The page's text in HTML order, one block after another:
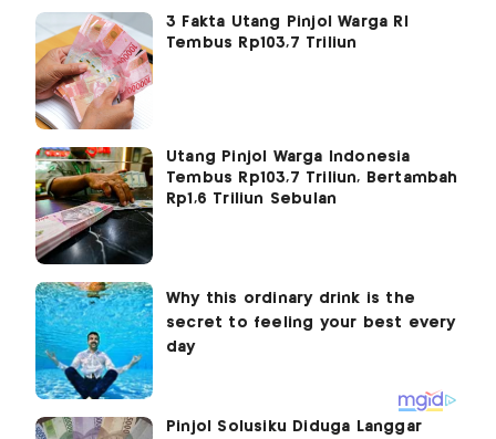
3 Fakta Utang Pinjol Warga RI
Tembus Rp103,7 Triliun
Utang Pinjol Warga Indonesia
Tembus Rp103,7 Triliun, Bertambah
Rp1,6 Triliun Sebulan
Pinjol Solusiku Diduga Langgar